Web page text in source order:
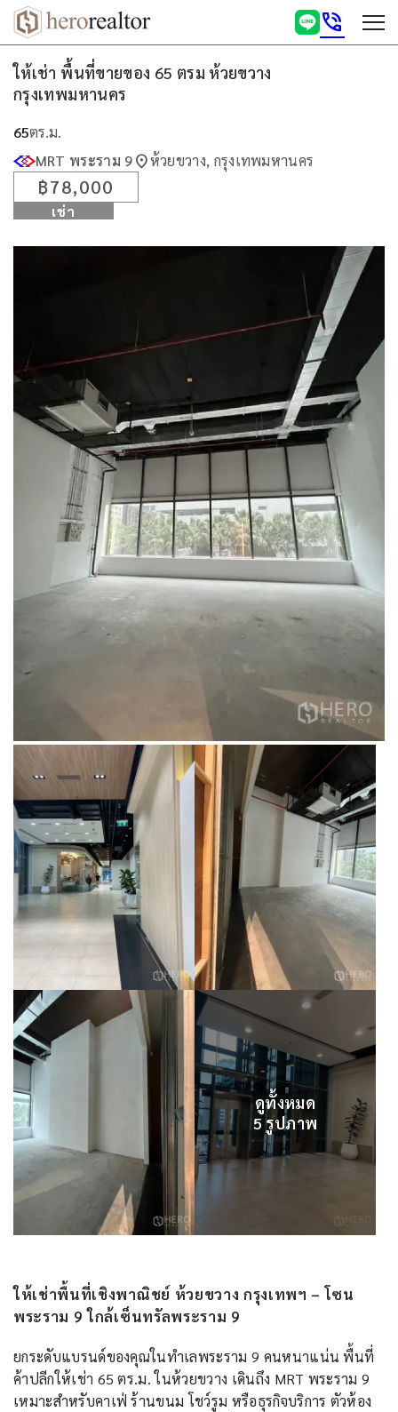
phone_in_talk
ให้เช่า พื้นที่ขายของ 65 ตรม ห้วยขวาง
กรุงเทพมหานคร
65ตร.ม.
MRT พระราม 9location_onห้วยขวาง, กรุงเทพมหานคร
฿78,000
เช่า
ดูทั้งหมด
5 รูปภาพ
ให้เช่าพื้นที่เชิงพาณิชย์ ห้วยขวาง กรุงเทพฯ – โซน
พระราม 9 ใกล้เซ็นทรัลพระราม 9
ยกระดับแบรนด์ของคุณในทำเลพระราม 9 คนหนาแน่น พื้นที่
ค้าปลีกให้เช่า 65 ตร.ม. ในห้วยขวาง เดินถึง MRT พระราม 9
เหมาะสำหรับคาเฟ่ ร้านขนม โชว์รูม หรือธุรกิจบริการ ตัวห้อง